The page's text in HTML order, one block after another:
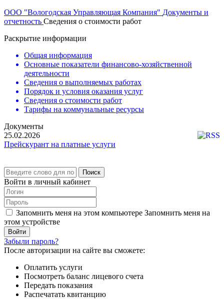
ООО "Вологодская Управляющая Компания" Документы и
отчетность Сведения о стоимости работ
Раскрытие информации
Общая информация
Основные показатели финансово-хозяйственной
деятельности
Сведения о выполняемых работах
Порядок и условия оказания услуг
Сведения о стоимости работ
Тарифы на коммунальные ресурсы
Документы
25.02.2026
Прейскурант на платные услуги
Поиск
Войти в личный кабинет
Запомнить меня на этом компьютере Запомнить меня на
этом устройстве
Забыли пароль?
После авторизации на сайте вы сможете:
Оплатить услуги
Посмотреть баланс лицевого счета
Передать показания
Распечатать квитанцию